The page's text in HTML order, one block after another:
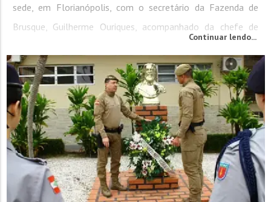
sede, em Florianópolis, com o secretário da Fazenda de
Brusque, Guilherme Ouriques, acompanhado da chefe de
apresentada a estrutura do Observatório do Mercado
Imobiliário de Brusque, um sistema de gestão que...
Continuar lendo...